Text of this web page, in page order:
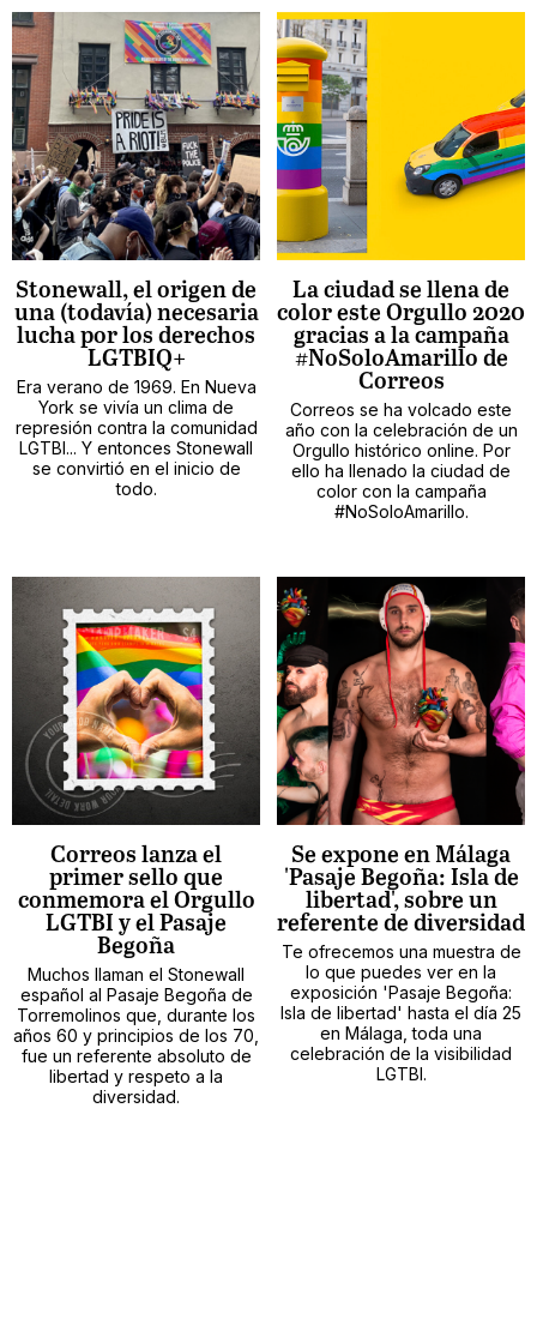
Stonewall, el origen de
una (todavía) necesaria
lucha por los derechos
LGTBIQ+
Era verano de 1969. En Nueva
York se vivía un clima de
represión contra la comunidad
LGTBI... Y entonces Stonewall
se convirtió en el inicio de
todo.
La ciudad se llena de
color este Orgullo 2020
gracias a la campaña
#NoSoloAmarillo de
Correos
Correos se ha volcado este
año con la celebración de un
Orgullo histórico online. Por
ello ha llenado la ciudad de
color con la campaña
#NoSoloAmarillo.
Correos lanza el
primer sello que
conmemora el Orgullo
LGTBI y el Pasaje
Begoña
Muchos llaman el Stonewall
español al Pasaje Begoña de
Torremolinos que, durante los
años 60 y principios de los 70,
fue un referente absoluto de
libertad y respeto a la
diversidad.
Se expone en Málaga
'Pasaje Begoña: Isla de
libertad', sobre un
referente de diversidad
Te ofrecemos una muestra de
lo que puedes ver en la
exposición 'Pasaje Begoña:
Isla de libertad' hasta el día 25
en Málaga, toda una
celebración de la visibilidad
LGTBI.